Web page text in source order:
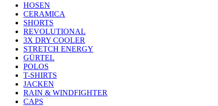
HOSEN
CERAMICA
SHORTS
REVOLUTIONAL
3X DRY COOLER
STRETCH ENERGY
GÜRTEL
POLOS
T-SHIRTS
JACKEN
RAIN & WINDFIGHTER
CAPS